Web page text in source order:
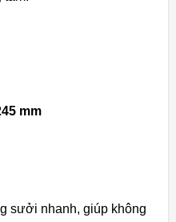
mm
sưởi nhanh, giúp không